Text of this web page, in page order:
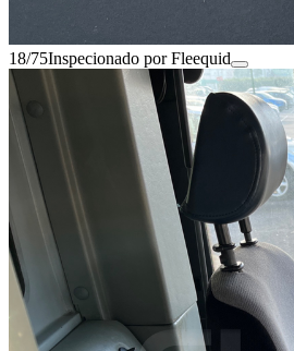
18/75Inspecionado por Fleequid